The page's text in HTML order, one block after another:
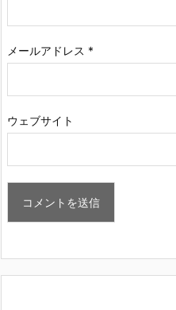
メールアドレス *
ウェブサイト